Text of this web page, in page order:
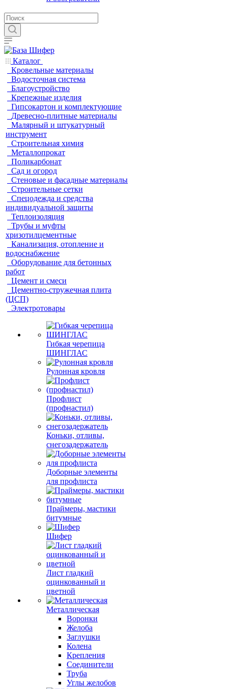
Каталог
Кровельные материалы
Водосточная система
Благоустройство
Крепежные изделия
Гипсокартон и комплектующие
Древесно-плитные материалы
Малярный и штукатурный
инструмент
Строительная химия
Металлопрокат
Поликарбонат
Сад и огород
Стеновые и фасадные материалы
Строительные сетки
Спецодежда и средства
индивидуальной защиты
Теплоизоляция
Трубы и муфты
хризотилцементные
Канализация, отопление и
водоснабжение
Оборудование для бетонных
работ
Цемент и смеси
Цементно-стружечная плита
(ЦСП)
Электротовары
Гибкая черепица
ШИНГЛАС
Рулонная кровля
Профлист
(профнастил)
Коньки, отливы,
снегозадержатель
Доборные элементы
для профлиста
Праймеры, мастики
битумные
Шифер
Лист гладкий
оцинкованный и
цветной
Металлическая
Воронки
Желоба
Заглушки
Колена
Крепления
Соединители
Труба
Углы желобов